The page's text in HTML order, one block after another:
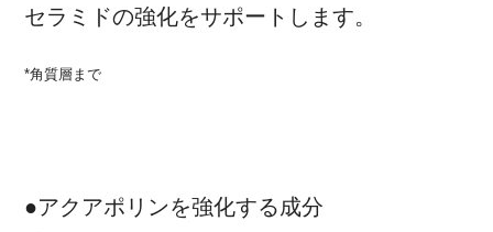
セラミドの強化をサポートします。
*角質層まで
●アクアポリンを強化する成分